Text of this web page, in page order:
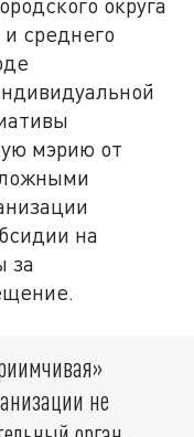
округа
среднего
мэрию от
на
за
не